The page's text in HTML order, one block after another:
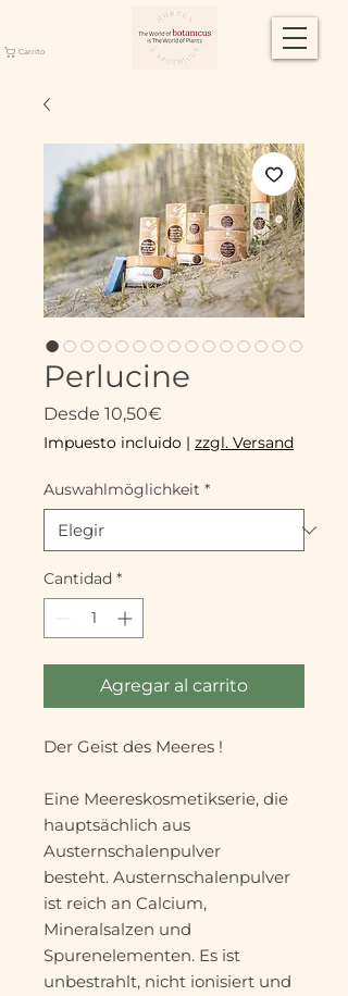
Carrito
Perlucine
Desde 10,50€
de
oferta
Impuesto incluido | zzgl. Versand
Auswahlmöglichkeit *
Cantidad *
Agregar al carrito
Der Geist des Meeres !
Eine Meereskosmetikserie, die
hauptsächlich aus
Austernschalenpulver
besteht. Austernschalenpulver
ist reich an Calcium,
Mineralsalzen und
Spurenelementen. Es ist
unbestrahlt, nicht ionisiert und